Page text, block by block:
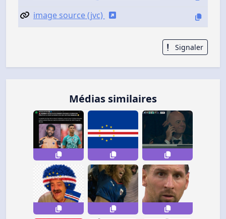
image source (jvc)
Signaler
Médias similaires